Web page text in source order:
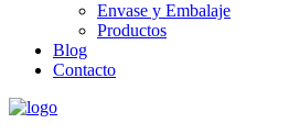
Envase y Embalaje
Productos
Blog
Contacto